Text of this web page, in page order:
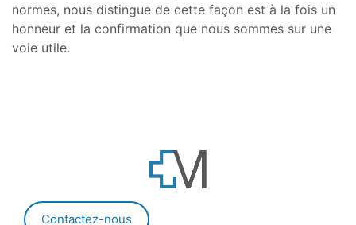
normes, nous distingue de cette façon est à la fois un
honneur et la confirmation que nous sommes sur une
voie utile.
Contactez-nous